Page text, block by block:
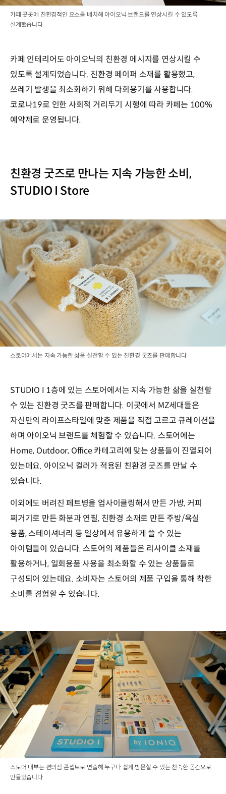
카페 곳곳에 친환경적인 요소를 배치해 아이오닉 브랜드를 연상시킬 수 있도록
설계했습니다
카페 인테리어도 아이오닉의 친환경 메시지를 연상시킬 수
있도록 설계되었습니다. 친환경 페이퍼 소재를 활용했고,
쓰레기 발생을 최소화하기 위해 다회용기를 사용합니다.
코로나19로 인한 사회적 거리두기 시행에 따라 카페는 100%
예약제로 운영됩니다.
친환경 굿즈로 만나는 지속 가능한 소비,
STUDIO I Store
스토어에서는 지속 가능한 삶을 실천할 수 있는 친환경 굿즈를 판매합니다
STUDIO I 1층에 있는 스토어에서는 지속 가능한 삶을 실천할
수 있는 친환경 굿즈를 판매합니다. 이곳에서 MZ세대들은
자신만의 라이프스타일에 맞춘 제품을 직접 고르고 큐레이션을
하며 아이오닉 브랜드를 체험할 수 있습니다. 스토어에는
Home, Outdoor, Office 카테고리에 맞는 상품들이 진열되어
있는데요. 아이오닉 컬러가 적용된 친환경 굿즈를 만날 수
있습니다.
이외에도 버려진 페트병을 업사이클링해서 만든 가방, 커피
찌거기로 만든 화분과 연필, 친환경 소재로 만든 주방/욕실
용품, 스테이셔너리 등 일상에서 유용하게 쓸 수 있는
아이템들이 있습니다. 스토어의 제품들은 리사이클 소재를
활용하거나, 일회용품 사용을 최소화할 수 있는 상품들로
구성되어 있는데요. 소비자는 스토어의 제품 구입을 통해 착한
소비를 경험할 수 있습니다.
스토어 내부는 편의점 콘셉트로 연출해 누구나 쉽게 방문할 수 있는 친숙한 공간으로
만들었습니다